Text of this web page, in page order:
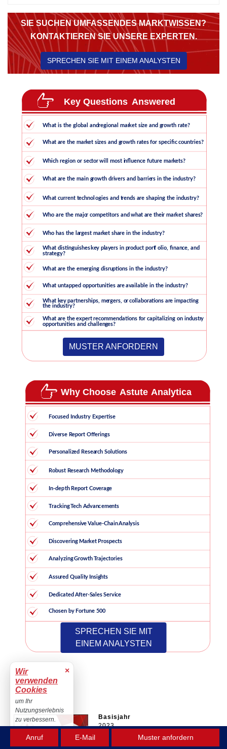
SIE SUCHEN UMFASSENDES MARKTWISSEN?
KONTAKTIEREN SIE UNSERE EXPERTEN.
SPRECHEN SIE MIT EINEM ANALYSTEN
MUSTER ANFORDERN
SPRECHEN SIE MIT
EINEM ANALYSTEN
Basisjahr
2023
Historisches Jahr
2019-2022
Anruf E-Mail Muster anfordern
Wir
verwenden
Cookies
×
um Ihr
Nutzungserlebnis
zu verbessern.